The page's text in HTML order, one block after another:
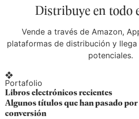
Distribuye en todo
Vende a través de Amazon,
plataformas de distribución y
potenciales.
❖
Portafolio
Libros electrónicos recientes
Algunos títulos que han pasado
conversión